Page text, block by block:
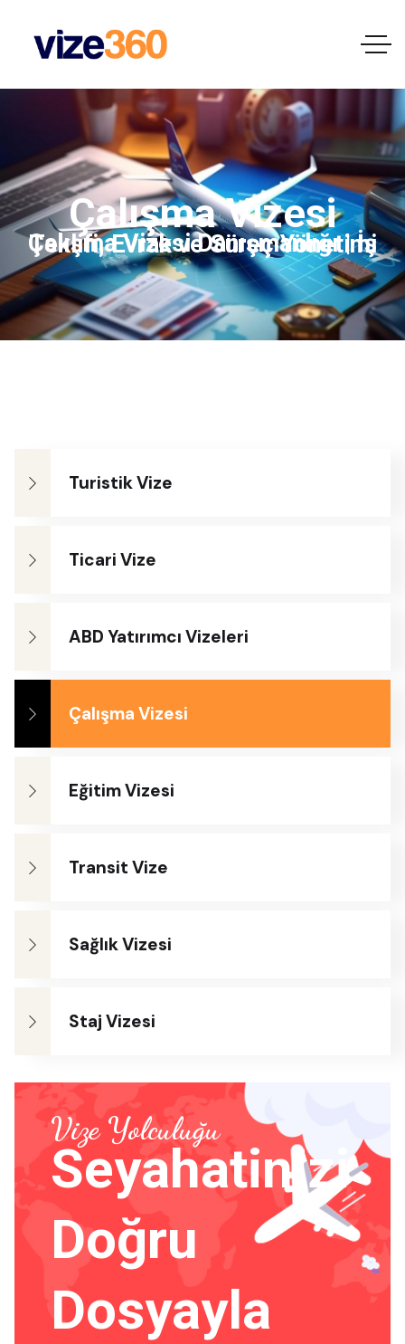
Çalışma Vizesi
Çalışma Vizesi Danışmanlığı | İş Teklifi, Evrak ve Süreç Yönetimi
Turistik Vize
Ticari Vize
ABD Yatırımcı Vizeleri
Çalışma Vizesi
Eğitim Vizesi
Transit Vize
Sağlık Vizesi
Staj Vizesi
Vize Yolculuğu
Seyahatinizi
Doğru
Dosyayla